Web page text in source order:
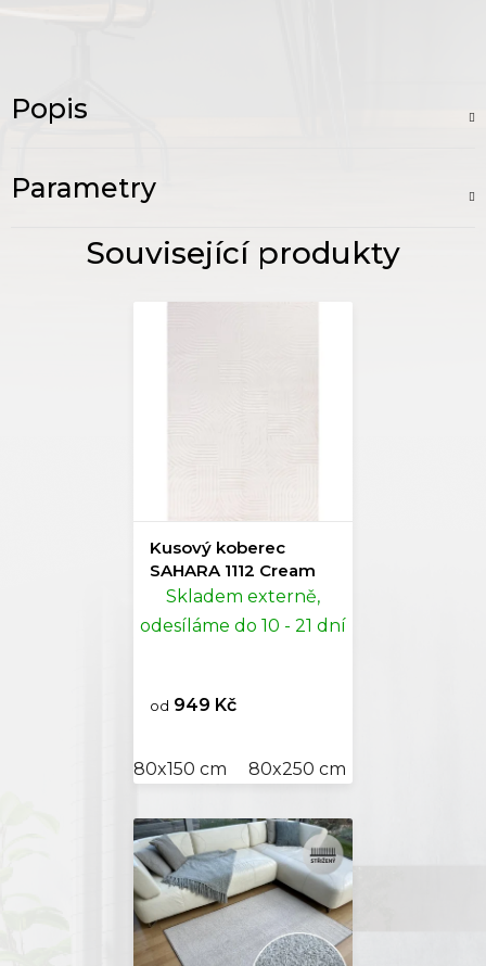
Popis
Parametry
Kusový koberec
SAHARA 1112 Cream
Skladem externě,
odesíláme do 10 - 21 dní
od 949 Kč
80x150 cm 80x250 cm